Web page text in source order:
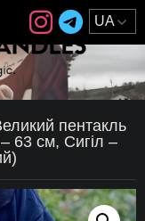
пентакль
63 см, Сигіл –